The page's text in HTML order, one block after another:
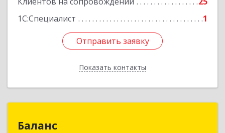
1С:Специалист
1
Отправить заявку
Показать контакты
Отправить заявку
Назад
Баланс